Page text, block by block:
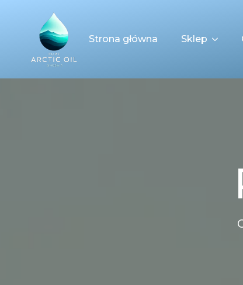
Strona główna Sklep